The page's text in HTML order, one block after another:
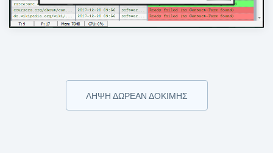
ΛΉΨΗ ΔΩΡΕΆΝ ΔΟΚΙΜΉΣ